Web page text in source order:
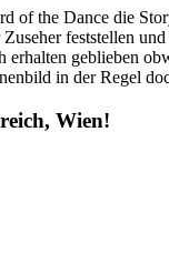
of the Dance die
feststellen
erhalten geblieben
in der Regel
Wien!